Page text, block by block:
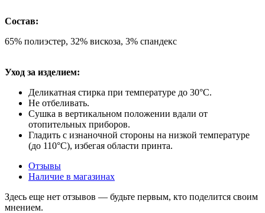
Состав:
65% полиэстер, 32% вискоза, 3% спандекс
Уход за изделием:
Деликатная стирка при температуре до 30°C.
Не отбеливать.
Сушка в вертикальном положении вдали от
отопительных приборов.
Гладить с изнаночной стороны на низкой температуре
(до 110°C), избегая области принта.
Отзывы
Наличие в магазинах
Здесь еще нет отзывов — будьте первым, кто поделится своим
мнением.